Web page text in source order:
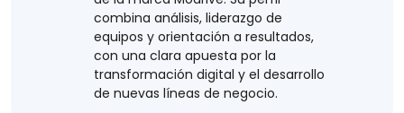
combina análisis, liderazgo de
equipos y orientación a resultados,
con una clara apuesta por la
transformación digital y el desarrollo
de nuevas líneas de negocio.